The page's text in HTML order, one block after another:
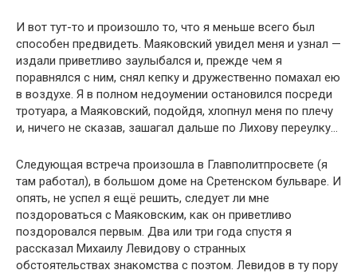
И вот тут-то и произошло то, что я меньше всего был
способен предвидеть. Маяковский увидел меня и узнал —
издали приветливо заулыбался и, прежде чем я
поравнялся с ним, снял кепку и дружественно помахал ею
в воздухе. Я в полном недоумении остановился посреди
тротуара, а Маяковский, подойдя, хлопнул меня по плечу
и, ничего не сказав, зашагал дальше по Лихову переулку…
Следующая встреча произошла в Главполитпросвете (я
там работал), в большом доме на Сретенском бульваре. И
опять, не успел я ещё решить, следует ли мне
поздороваться с Маяковским, как он приветливо
поздоровался первым. Два или три года спустя я
рассказал Михаилу Левидову о странных
обстоятельствах знакомства с поэтом. Левидов в ту пору